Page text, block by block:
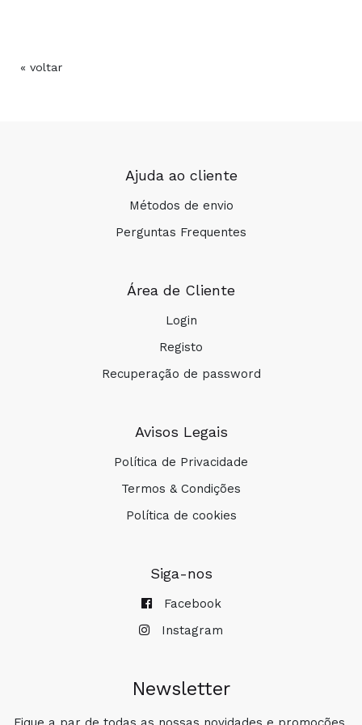
« voltar
Ajuda ao cliente
Métodos de envio
Perguntas Frequentes
Área de Cliente
Login
Registo
Recuperação de password
Avisos Legais
Política de Privacidade
Termos & Condições
Política de cookies
Siga-nos
Facebook
Instagram
Newsletter